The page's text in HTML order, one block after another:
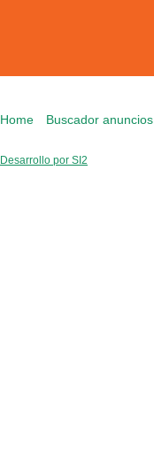
Home Buscador anuncios
Desarrollo por SI2